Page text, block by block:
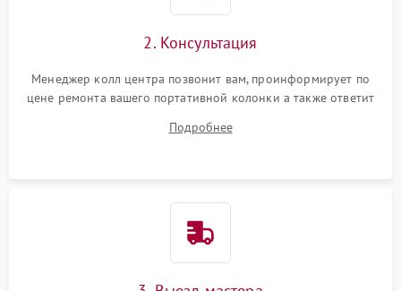
2. Консультация
Менеджер колл центра позвонит вам, проинформирует по
цене ремонта вашего портативной колонки а также ответит
Подробнее